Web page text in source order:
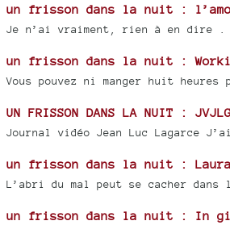
un frisson dans la nuit :
Je n’ai vraiment, rien à en dire .
un frisson dans la nuit :
Vous pouvez ni manger huit heures
UN FRISSON DANS LA NUIT :
Journal vidéo Jean Luc Lagarce J’ai
un frisson dans la nuit : Laura
L’abri du mal peut se cacher dans
un frisson dans la nuit : In